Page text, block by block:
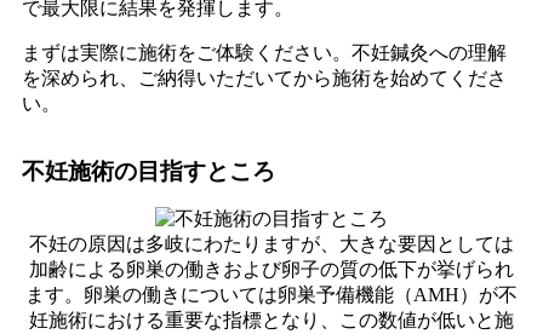
で最大限に結果を発揮します。
まずは実際に施術をご体験ください。不妊鍼灸への理解
を深められ、ご納得いただいてから施術を始めてくださ
い。
不妊施術の目指すところ
不妊の原因は多岐にわたりますが、大きな要因としては
加齢による卵巣の働きおよび卵子の質の低下が挙げられ
ます。卵巣の働きについては卵巣予備機能（AMH）が不
妊施術における重要な指標となり、この数値が低いと施